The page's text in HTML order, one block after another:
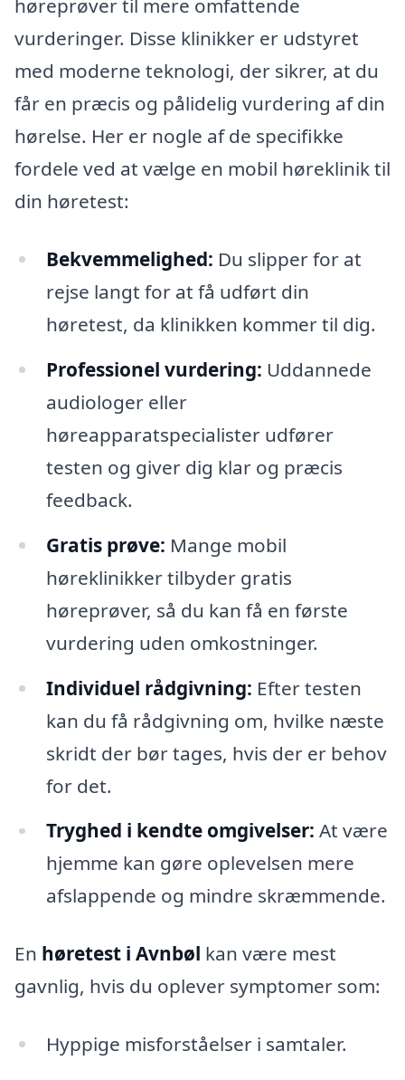
høreprøver til mere omfattende
vurderinger. Disse klinikker er udstyret
med moderne teknologi, der sikrer, at du
får en præcis og pålidelig vurdering af din
hørelse. Her er nogle af de specifikke
fordele ved at vælge en mobil høreklinik til
din høretest:
Bekvemmelighed: Du slipper for at
rejse langt for at få udført din
høretest, da klinikken kommer til dig.
Professionel vurdering: Uddannede
audiologer eller
høreapparatspecialister udfører
testen og giver dig klar og præcis
feedback.
Gratis prøve: Mange mobil
høreklinikker tilbyder gratis
høreprøver, så du kan få en første
vurdering uden omkostninger.
Individuel rådgivning: Efter testen
kan du få rådgivning om, hvilke næste
skridt der bør tages, hvis der er behov
for det.
Tryghed i kendte omgivelser: At være
hjemme kan gøre oplevelsen mere
afslappende og mindre skræmmende.
En høretest i Avnbøl kan være mest
gavnlig, hvis du oplever symptomer som:
Hyppige misforståelser i samtaler.